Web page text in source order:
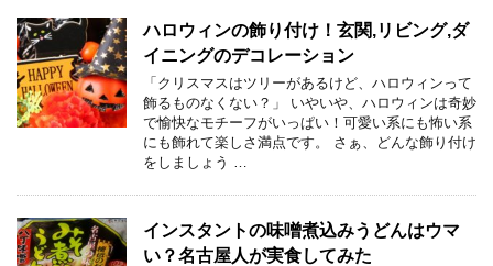
ハロウィンの飾り付け！玄関,リビング,ダ
イニングのデコレーション
「クリスマスはツリーがあるけど、ハロウィンって
飾るものなくない？」 いやいや、ハロウィンは奇妙
で愉快なモチーフがいっぱい！可愛い系にも怖い系
にも飾れて楽しさ満点です。 さぁ、どんな飾り付け
をしましょう …
インスタントの味噌煮込みうどんはウマ
い？名古屋人が実食してみた